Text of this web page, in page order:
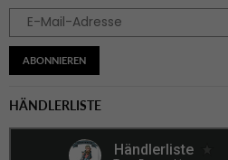
ABONNIEREN
HÄNDLERLISTE